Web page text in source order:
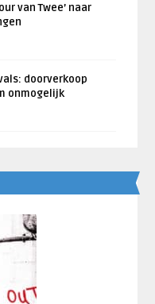
van Twee’ naar
doorverkoop
onmogelijk